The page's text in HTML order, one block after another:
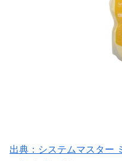
出典：システムマスター